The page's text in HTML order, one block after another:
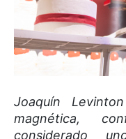
Joaquín
magnética,
considerado